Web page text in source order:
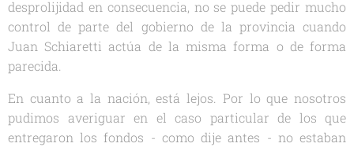
desprolijidad en consecuencia, no se puede pedir mucho
control de parte del gobierno de la provincia cuando
Juan Schiaretti actúa de la misma forma o de forma
parecida.
En cuanto a la nación, está lejos. Por lo que nosotros
pudimos averiguar en el caso particular de los que
entregaron los fondos - como dije antes - no estaban